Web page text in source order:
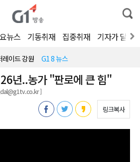
통
합
색
뉴스 기동취재 집중취재 기자가 달려
레이드 강원 G1 8 뉴스
년..농가 "판로에 큰 힘"
]
링크복사